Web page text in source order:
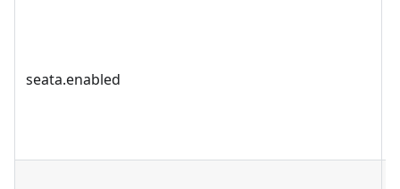
seata.enabled